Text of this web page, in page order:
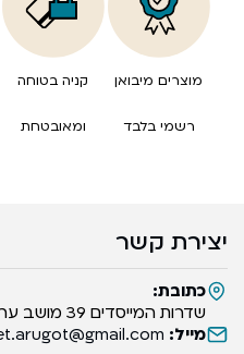
מוצרים מיבואן
רשמי בלבד
קניה בטוחה
ומאובטחת
יצירת קשר
כתובת:
שדרות המייסדים 39 מושב ערוגות
מייל: